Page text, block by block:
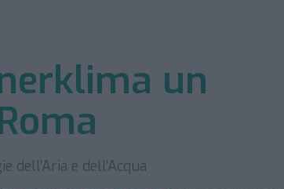
un
e dell’Acqua